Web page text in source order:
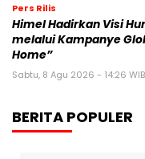
Pers Rilis
Himel Hadirkan Visi
melalui Kampanye
Home”
Sabtu, 8 Agu 2026 - 14:26 WIB
BERITA POPULER